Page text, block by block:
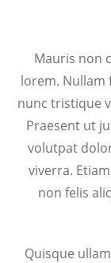
Mauris non
lorem.
nunc tristique
Praesent ut
volutpat
viverra.
non felis
Quisque